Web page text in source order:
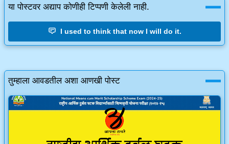
या पोस्टवर अद्याप कोणीही टिप्पणी केलेली नाही.
I used to think that now I will do it.
तुम्हाला आवडतील अशा आणखी पोस्ट